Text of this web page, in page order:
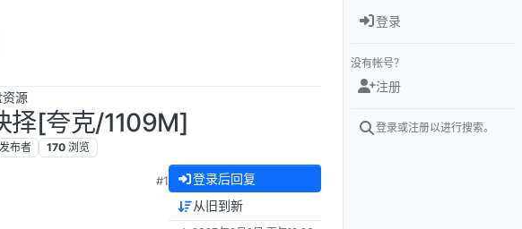
源
择[夸克/1109M]
发布者 170 浏览
#1 登录后回复
从旧到新
登录
没有帐号？
注册
登录或注册以进行搜索。